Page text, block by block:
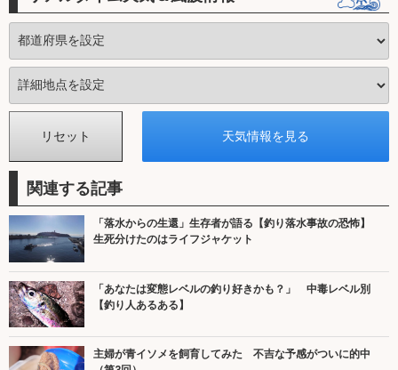
関連する記事
「落水からの生還」生存者が語る【釣り落水事故の恐怖】
生死分けたのはライフジャケット
「あなたは変態レベルの釣り好きかも？」 中毒レベル別
【釣り人あるある】
主婦が青イソメを飼育してみた 不吉な予感がついに的中